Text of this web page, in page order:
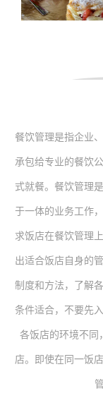
餐饮管理是指企业
承包给专业的餐饮
式就餐。餐饮管理
于一体的业务工作
求饭店在餐饮管理
出适合饭店自身的
制度和方法，了解
条件适合，不要先
各饭店的环境不同
店。即使在同一饭